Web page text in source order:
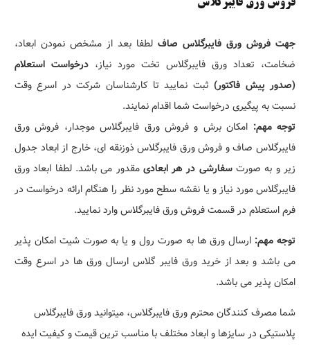
فروش ورق فایبرگلاس
جهت فروش ورق فایبرگلاس صاف لطفا بعد از مشخص نمودن ابعاد،
ضخامت، تعداد ورق فایبرگلاس تخت مورد نیاز، درخواست استعلام
(صدور پیش فاکتور)ثبت نمایید تا کارشناسان شرکت در اسرع وقت
نسبت به پیگیری درخواست شما اقدام نمایند.
توجه مهم: امکان برش و فروش ورق فایبرگلاس موجدار، فروش ورق
فایبرگلاس صاف و فروش ورق فایبرگلاس ذوزنقه ای، خارج از ابعاد جدول
زیر و به صورتسفارشی در هر ابعادی مقدور می باشد. لطفا ابعاد ورق
فایبرگلاس مورد نیاز و یا نقشه سطح مورد نظر را هنگام ارائه درخواست در
فرم استعلام در قسمت فروش ورق فایبرگلاس وارد نمایید.
توجه مهم: ارسال ورق ها به صورت رول و یا به صورت شیت امکان پذیر
می باشد و بعد از خرید ورق فایبر گلاس ارسال ورق ها در اسرع وقت
امکان پذیر می باشد.
شما مصرف کنندگان محترم ورق فایبرگلاس، میتوانید ورق فایبرگلاس
پلاستیکی در سایزها و ابعاد مختلف با مناسب ترین قیمت و کیفیت ایده